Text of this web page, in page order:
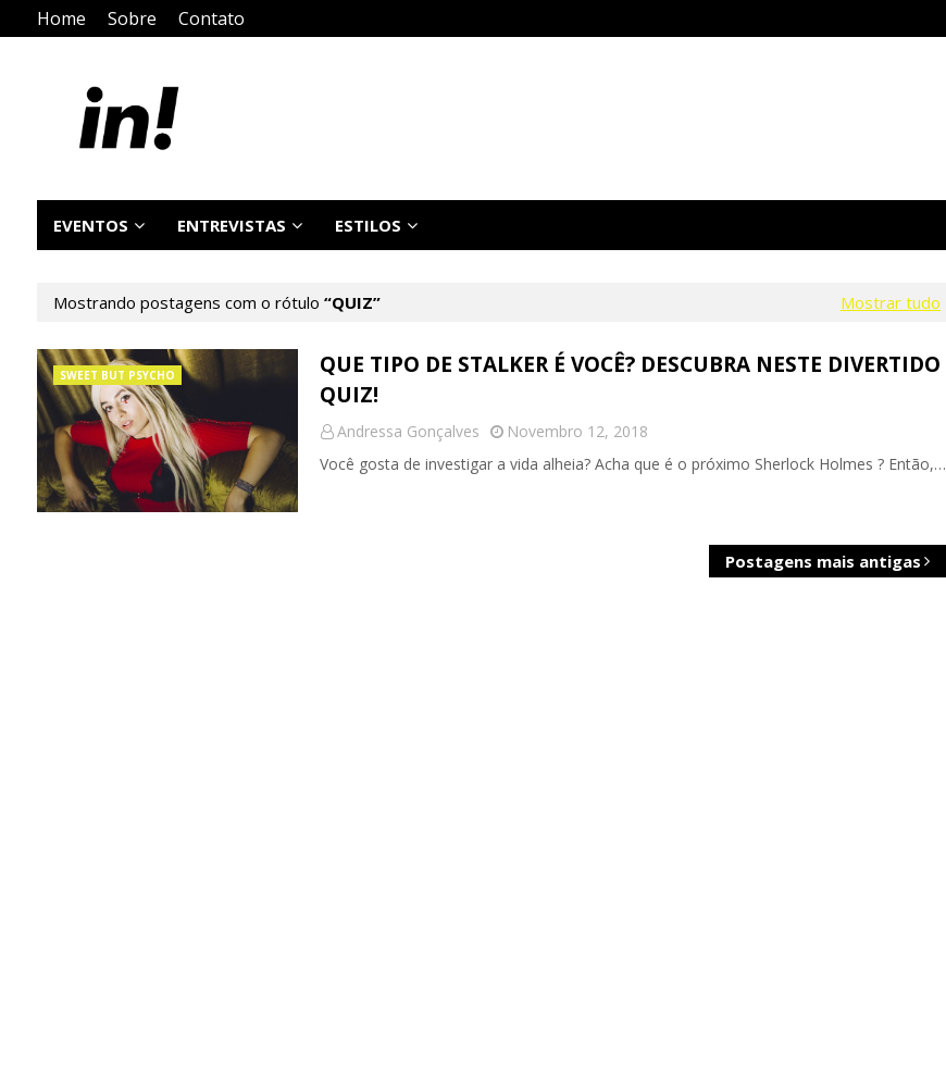
Home Sobre Contato
EVENTOS ENTREVISTAS ESTILOS
Mostrando postagens com o rótulo QUIZ Mostrar tudo
SWEET BUT PSYCHO
QUE TIPO DE STALKER É VOCÊ? DESCUBRA NESTE DIVERTIDO
QUIZ!
Andressa Gonçalves
Novembro 12, 2018
Você gosta de investigar a vida alheia? Acha que é o próximo Sherlock Holmes ? Então,…
Postagens mais antigas